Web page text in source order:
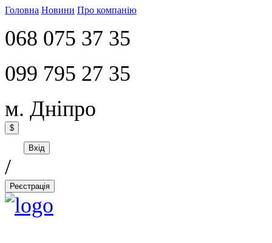
Головна Новини Про компанію
068 075 37 35
099 795 27 35
м. Дніпро
$
Вхід
/
Реєстрація